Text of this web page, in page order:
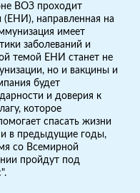
ВОЗ проходит
(ЕНИ), направленная на
имеет
заболеваний и
темой ЕНИ станет не
но и вакцины и
будет
и доверия к
которое
спасать жизни
в предыдущие годы,
со Всемирной
пройдут под